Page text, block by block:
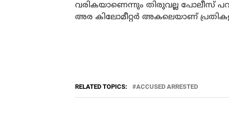
വരികയാണെന്നും തിരുവല്ല പോലീസ്
അര കിലോമീറ്റര്‍ അകലെയാണ്
RELATED TOPICS: ACCUSED ARRESTED